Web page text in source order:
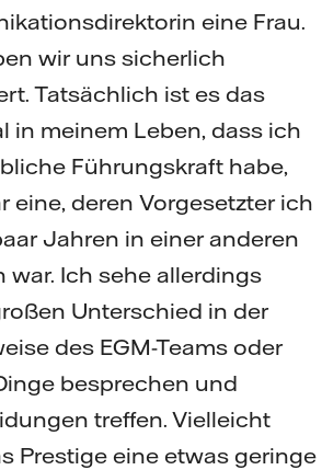
eine Frau.
wir uns sicherlich
Tatsächlich ist es das
in meinem Leben, dass ich
Führungskraft habe,
eine, deren Vorgesetzter ich
Jahren in einer anderen
war. Ich sehe allerdings
Unterschied in der
des EGM-Teams oder
besprechen und
treffen. Vielleicht
Prestige eine etwas geringe